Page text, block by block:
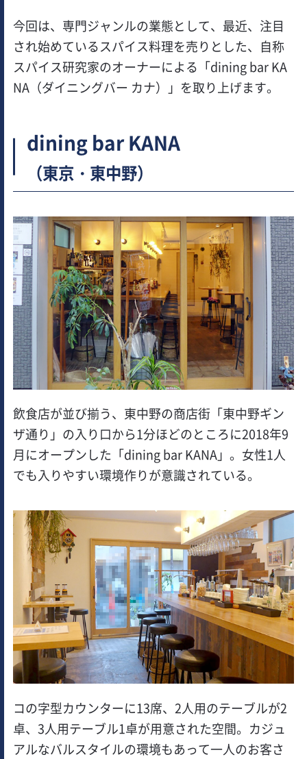
今回は、専門ジャンルの業態として、最近、注目
され始めているスパイス料理を売りとした、自称
スパイス研究家のオーナーによる「dining bar KA
NA（ダイニングバー カナ）」を取り上げます。
dining bar KANA
（東京・東中野）
飲食店が並び揃う、東中野の商店街「東中野ギン
ザ通り」の入り口から1分ほどのところに2018年9
月にオープンした「dining bar KANA」。女性1人
でも入りやすい環境作りが意識されている。
コの字型カウンターに13席、2人用のテーブルが2
卓、3人用テーブル1卓が用意された空間。カジュ
アルなバルスタイルの環境もあって一人のお客さ